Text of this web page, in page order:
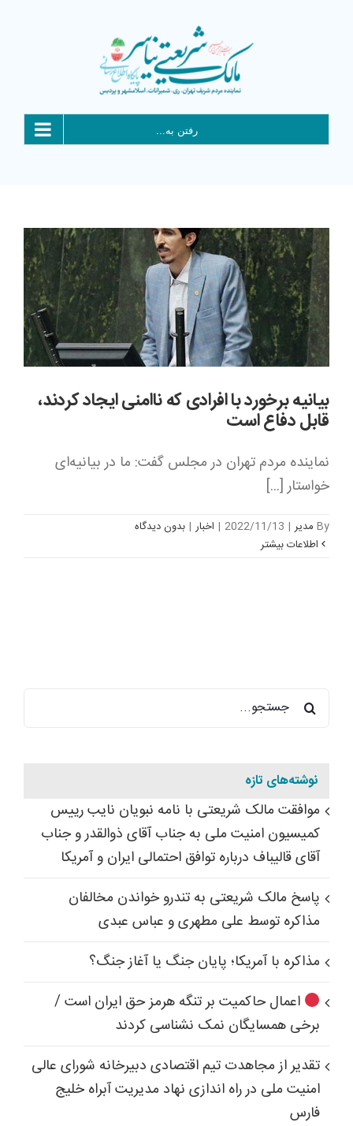
رفتن به...
بیانیه برخورد با افرادی که ناامنی ایجاد کردند،
قابل دفاع است
نماینده مردم تهران در مجلس گفت: ما در بیانیه‌ای
خواستار [...]
By مدیر |
2022/11/13
| اخبار | بدون ديدگاه
اطلاعات بیشتر
جستجو
برای:
نوشته‌های تازه
موافقت مالک شریعتی با نامه نبویان نایب رییس
کمیسیون امنیت ملی به جناب آقای ذوالقدر و جناب
آقای قالیباف درباره توافق احتمالی ایران و آمریکا
پاسخ مالک شریعتی به تندرو خواندن مخالفان
مذاکره توسط علی مطهری و عباس عبدی
مذاکره با آمریکا؛ پایان جنگ یا آغاز جنگ؟
اعمال حاکمیت بر تنگه هرمز حق ایران است /
برخی همسایگان نمک نشناسی کردند
تقدیر از مجاهدت تیم اقتصادی دبیرخانه شورای عالی
امنیت ملی در راه اندازی نهاد مدیریت آبراه خلیج
فارس